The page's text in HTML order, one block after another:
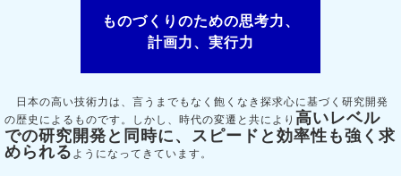
ものづくりのための思考力、
計画力、実行力
日本の高い技術力は、言うまでもなく飽くなき探求心に基づく研究開発
の歴史によるものです。しかし、時代の変遷と共により 高いレベル
での研究開発と同時に、スピードと効率性も強く求
められる ようになってきています。